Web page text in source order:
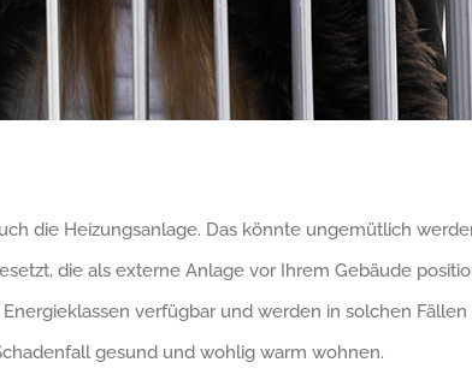
die Heizungsanlage. Das könnte ungemütlich
die als externe Anlage vor Ihrem Gebäude
verfügbar und werden in solchen
gesund und wohlig warm wohnen.